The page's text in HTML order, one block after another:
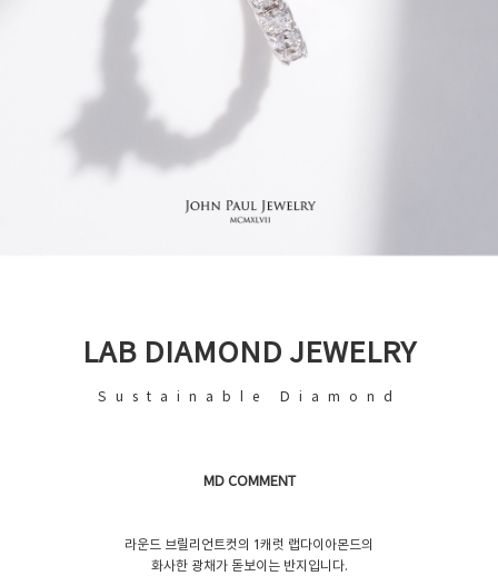
LAB DIAMOND JEWELRY
Sustainable Diamond
MD COMMENT
라운드 브릴리언트컷의 1캐럿 랩다이아몬드의
화사한 광채가 돋보이는 반지입니다.